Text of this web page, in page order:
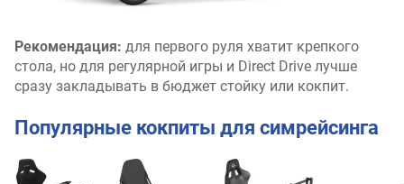
Рекомендация: для первого руля хватит крепкого
стола, но для регулярной игры и Direct Drive лучше
сразу закладывать в бюджет стойку или кокпит.
Популярные кокпиты для симрейсинга